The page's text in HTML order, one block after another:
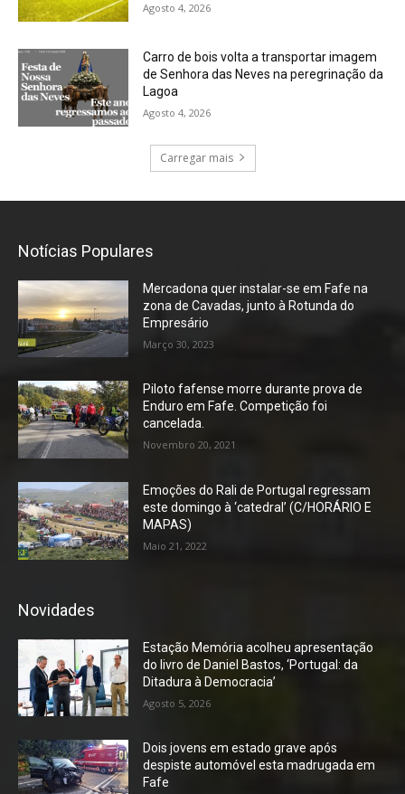
Agosto 4, 2026
Carro de bois volta a transportar imagem
de Senhora das Neves na peregrinação da
Lagoa
Agosto 4, 2026
Carregar mais
Notícias Populares
Mercadona quer instalar-se em Fafe na
zona de Cavadas, junto à Rotunda do
Empresário
Março 30, 2023
Piloto fafense morre durante prova de
Enduro em Fafe. Competição foi
cancelada.
Novembro 20, 2021
Emoções do Rali de Portugal regressam
este domingo à ‘catedral’ (C/HORÁRIO E
MAPAS)
Maio 21, 2022
Novidades
Estação Memória acolheu apresentação
do livro de Daniel Bastos, ‘Portugal: da
Ditadura à Democracia’
Agosto 5, 2026
Dois jovens em estado grave após
despiste automóvel esta madrugada em
Fafe